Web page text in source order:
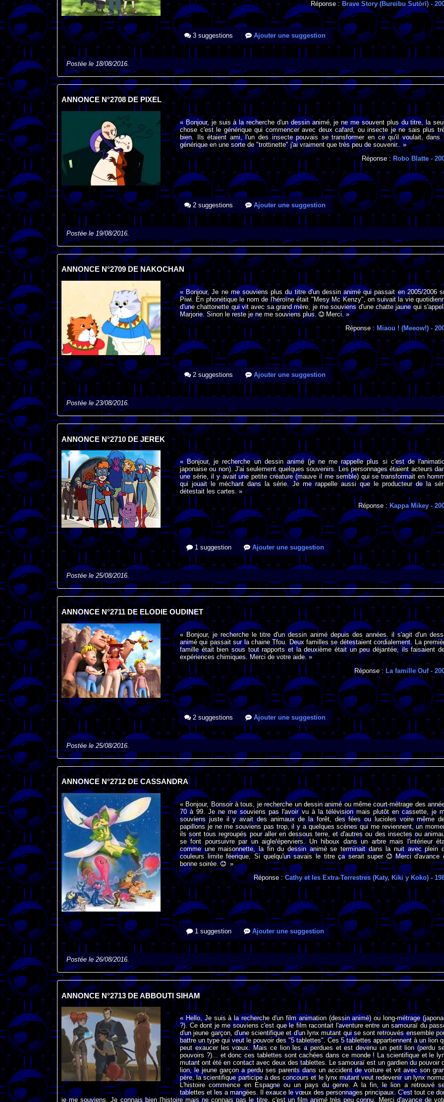
Réponse : Brave Story (Bureibu Sutōrī)-
3 suggestions Ajouter une suggestion
Postée le 18/08/2016.
ANNONCE N°2708 DE PIXEL
« Bonjour, je suis à la recherche d'un dessin animé, je ne me souvent plus du titre, la
chose c'est le générique qui commencer avec deux cafard, ou insecte je ne sais plus
bien. Ils étaient ami, l'un des insecte pouvais se transformer en ce qu'il voulait, dans
générique en une sorte de "trottinette" j'ai vraiment que très peu de souvenir.. »
Réponse :Robo Blatte-
2 suggestions Ajouter une suggestion
Postée le 19/08/2016.
ANNONCE N°2709 DE NAKOCHAN
« Bonjour, Je ne me souviens plus du titre d'un dessin animé qui passait en 2005/2006
Piwi. En phonétique le nom de l'héroïne était "Mesy Mc Kenzy", on suivait la vie
d'une chattonette qui vit avec sa grand mère, je me souviens d'une chatte jaune qui
Marjorie. Sinon le reste je ne me souviens plus.
Merci. »
Réponse : Miaou ! (Meeow!)-
2 suggestions Ajouter une suggestion
Postée le 23/08/2016.
ANNONCE N°2710 DE JEREK
« Bonjour, je recherche un dessin animé (je ne me rappelle plus si c'est de
japonaise ou non). J'ai seulement quelques souvenirs. Les personnages étaient acteurs
une série, il y avait une petite créature (mauve il me semble) qui se transformait en
qui jouait le méchant dans la série. Je me rappelle aussi que le producteur de la
détestait les cartes. »
Réponse :Kappa Mikey -
1 suggestion Ajouter une suggestion
Postée le 25/08/2016.
ANNONCE N°2711 DE ELODIE OUDINET
« Bonjour, je recherche le titre d'un dessin animé depuis des années. il s'agit d'un
animé qui passait sur la chaine Tfou. Deux familles se détestaient cordialement. La
famille était bien sous tout rapports et la deuxième était un peu déjantée, ils faisaient
expériences chimiques. Merci de votre aide. »
Réponse : La famille Ouf-
2 suggestions Ajouter une suggestion
Postée le 25/08/2016.
ANNONCE N°2712 DE CASSANDRA
« Bonjour, Bonsoir à tous, je recherche un dessin animé ou même court-métrage des
70 à 99. Je ne me souviens pas l'avoir vu à la télévision mais plutôt en cassette, je
souviens juste il y avait des animaux de la forêt, des fées ou lucioles voire même
papillons je ne me souviens pas trop, il y a quelques scènes qui me reviennent, un
ils sont tous regroupés pour aller en dessous terre, et d'autres ou des insectes ou
se font poursuivre par un aigle/éperviers. Un hiboux dans un arbre mais l'intérieur
comme une maisonnette, la fin du dessin animé se terminait dans la nuit avec plein
couleurs limite féerique, Si quelqu'un savais le titre ça serait super
Merci d'avance
bonne soirée.
»
Réponse :Cathy et les Extra-Terrestres (Katy, Kiki y Koko)-
1 suggestion Ajouter une suggestion
Postée le 26/08/2016.
ANNONCE N°2713 DE ABBOUTI SIHAM
« Hello, Je suis à la recherche d'un film animation (dessin animé) ou long-métrage
?). Ce dont je me souviens c'est que le film racontait l'aventure entre un samouraï du
d'un jeune garçon, d'une scientifique et d'un lynx mutant qui se sont retrouvés ensemble
battre un type qui veut le pouvoir des "5 tablettes". Ces 5 tablettes appartiennent à un lion
peut exaucer les vœux. Mais ce lion les a perdues et est devenu un petit lion (perdu
pouvoirs ?)... et donc ces tablettes sont cachées dans ce monde ! La scientifique et le
mutant ont été en contact avec deux des tablettes. Le samouraï est un gardien du pouvoir
lion, le jeune garçon a perdu ses parents dans un accident de voiture et vit avec son
père, la scientifique participe à des concours et le lynx mutant veut redevenir un lynx
L'histoire commence en Espagne ou un pays du genre. A la fin, le lion a retrouvé
tablettes et les a mangées. Il exauce le vœux des personnages principaux. C'est tout ce
je me souviens. Je connais bien l'histoire mais ne connais pas le titre. c'est un film animé très peu connu. Merci d'avance de